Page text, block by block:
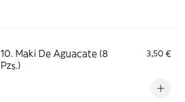
10. Maki De Aguacate (8
Pzs.)
3,50 €